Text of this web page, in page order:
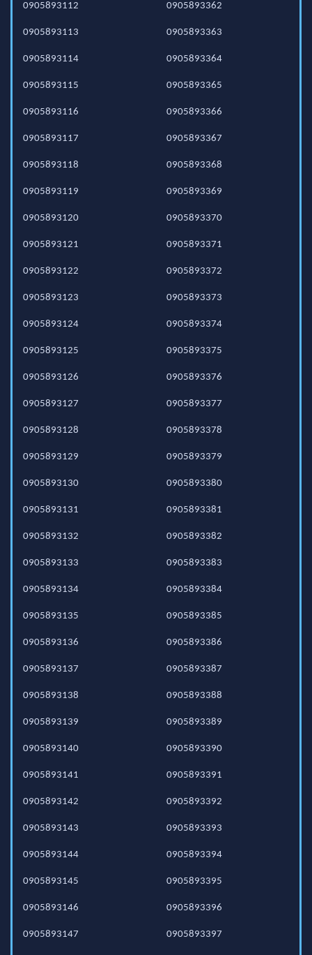
0905893112
0905893113
0905893114
0905893115
0905893116
0905893117
0905893118
0905893119
0905893120
0905893121
0905893122
0905893123
0905893124
0905893125
0905893126
0905893127
0905893128
0905893129
0905893130
0905893131
0905893132
0905893133
0905893134
0905893135
0905893136
0905893137
0905893138
0905893139
0905893140
0905893141
0905893142
0905893143
0905893144
0905893145
0905893146
0905893147
0905893362
0905893363
0905893364
0905893365
0905893366
0905893367
0905893368
0905893369
0905893370
0905893371
0905893372
0905893373
0905893374
0905893375
0905893376
0905893377
0905893378
0905893379
0905893380
0905893381
0905893382
0905893383
0905893384
0905893385
0905893386
0905893387
0905893388
0905893389
0905893390
0905893391
0905893392
0905893393
0905893394
0905893395
0905893396
0905893397